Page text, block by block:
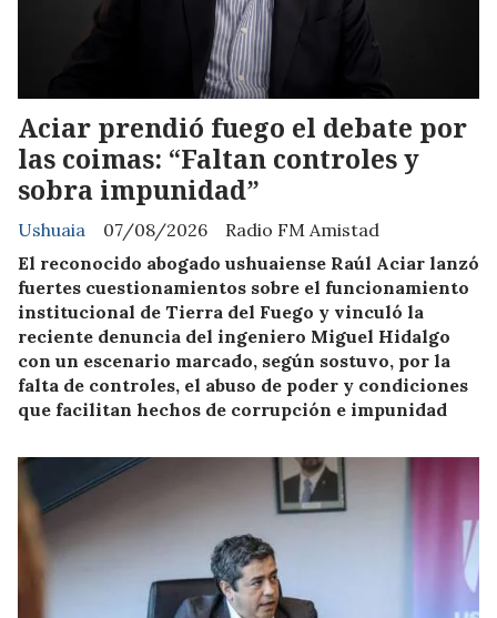
Aciar prendió fuego el debate por
las coimas: “Faltan controles y
sobra impunidad”
Radio FM Amistad
Ushuaia
07/08/2026
El reconocido abogado ushuaiense Raúl Aciar lanzó
fuertes cuestionamientos sobre el funcionamiento
institucional de Tierra del Fuego y vinculó la
reciente denuncia del ingeniero Miguel Hidalgo
con un escenario marcado, según sostuvo, por la
falta de controles, el abuso de poder y condiciones
que facilitan hechos de corrupción e impunidad